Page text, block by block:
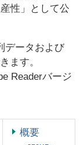
性」として公
データおよび
ます。
Readerバージ
概要